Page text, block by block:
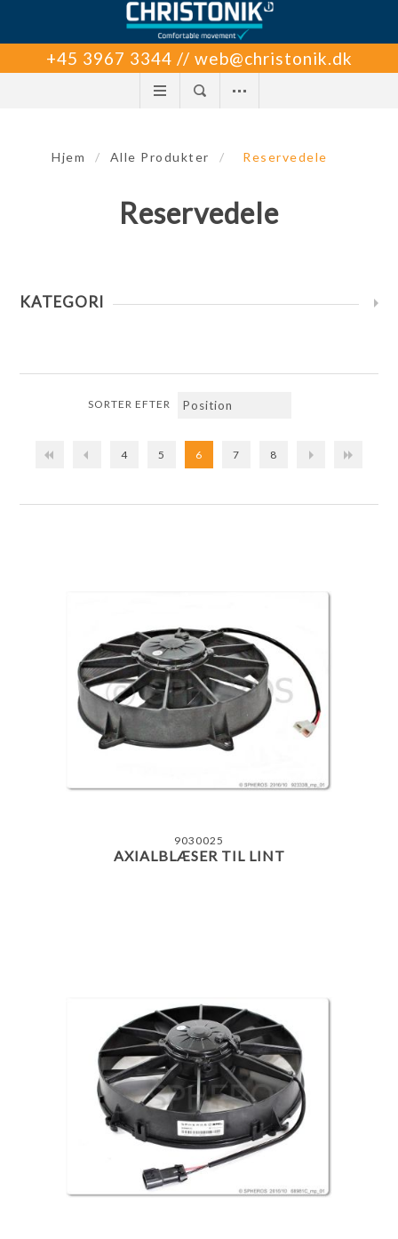
+45 3967 3344 // web@christonik.dk
Hjem / Alle Produkter / Reservedele
Reservedele
KATEGORI
SORTER EFTER
4 5 6 7 8
9030025
AXIALBLÆSER TIL LINT